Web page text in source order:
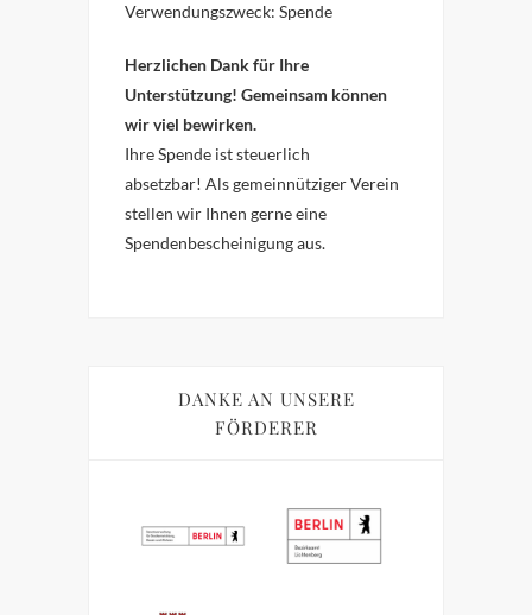
Verwendungszweck: Spende
Herzlichen Dank für Ihre
Unterstützung! Gemeinsam können
wir viel bewirken.
Ihre Spende ist steuerlich
absetzbar! Als gemeinnütziger Verein
stellen wir Ihnen gerne eine
Spendenbescheinigung aus.
DANKE AN UNSERE
FÖRDERER